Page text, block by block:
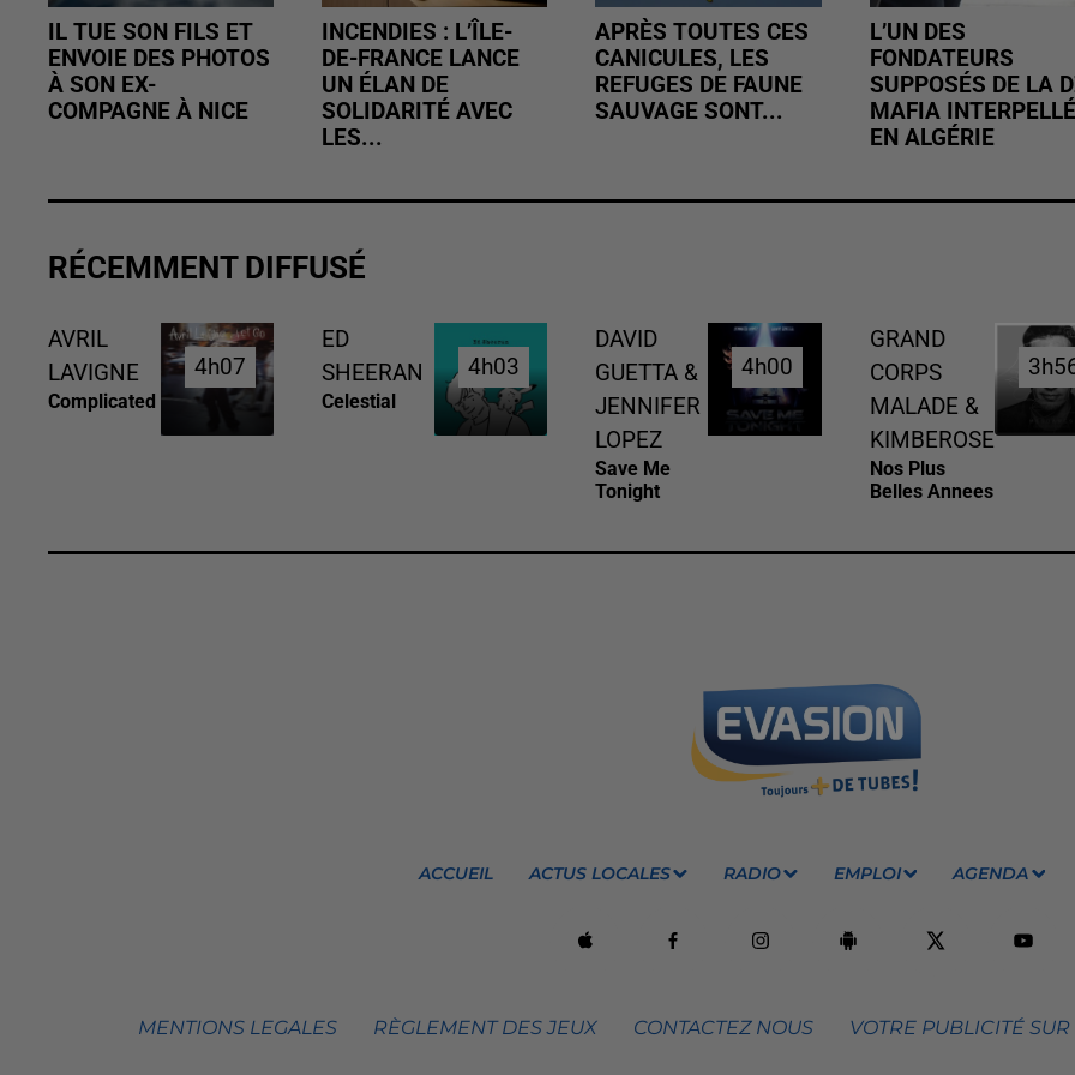
IL TUE SON FILS ET
ENVOIE DES PHOTOS
À SON EX-
COMPAGNE À NICE
INCENDIES : L’ÎLE-
DE-FRANCE LANCE
UN ÉLAN DE
SOLIDARITÉ AVEC
LES...
APRÈS TOUTES CES
CANICULES, LES
REFUGES DE FAUNE
SAUVAGE SONT...
L’UN DES
FONDATEURS
SUPPOSÉS DE LA
MAFIA INTERPELLÉ
EN ALGÉRIE
RÉCEMMENT DIFFUSÉ
AVRIL
LAVIGNE
Complicated
4h07
4h07
ED
SHEERAN
Celestial
4h03
4h03
DAVID
GUETTA &
JENNIFER
LOPEZ
Save Me
Tonight
4h00
4h00
GRAND
CORPS
MALADE &
KIMBEROSE
Nos Plus
Belles Annees
ACCUEIL ACTUS LOCALES RADIO EMPLOI AGENDA
MENTIONS LEGALES RÈGLEMENT DES JEUX CONTACTEZ NOUS VOTRE PUBLICITÉ